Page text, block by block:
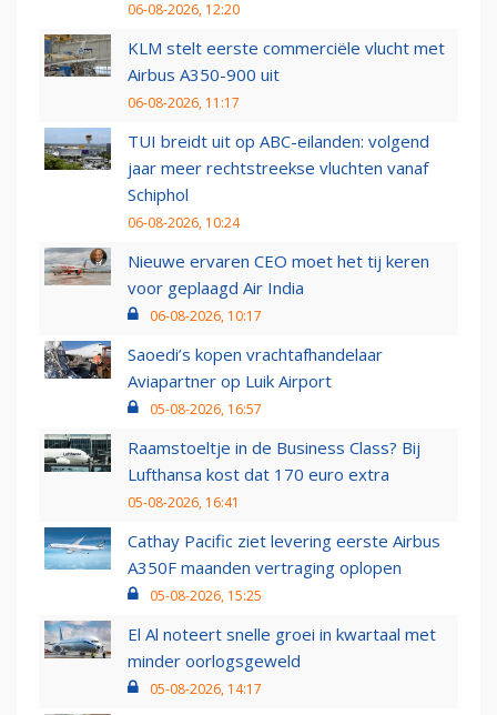
06-08-2026, 12:20
KLM stelt eerste commerciële vlucht met
Airbus A350-900 uit
06-08-2026, 11:17
TUI breidt uit op ABC-eilanden: volgend
jaar meer rechtstreekse vluchten vanaf
Schiphol
06-08-2026, 10:24
Nieuwe ervaren CEO moet het tij keren
voor geplaagd Air India
06-08-2026, 10:17
Saoedi’s kopen vrachtafhandelaar
Aviapartner op Luik Airport
05-08-2026, 16:57
Raamstoeltje in de Business Class? Bij
Lufthansa kost dat 170 euro extra
05-08-2026, 16:41
Cathay Pacific ziet levering eerste Airbus
A350F maanden vertraging oplopen
05-08-2026, 15:25
El Al noteert snelle groei in kwartaal met
minder oorlogsgeweld
05-08-2026, 14:17